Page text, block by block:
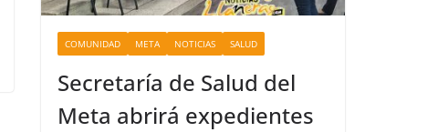
COMUNIDAD META NOTICIAS SALUD
Secretaría de Salud del
Meta abrirá expedientes